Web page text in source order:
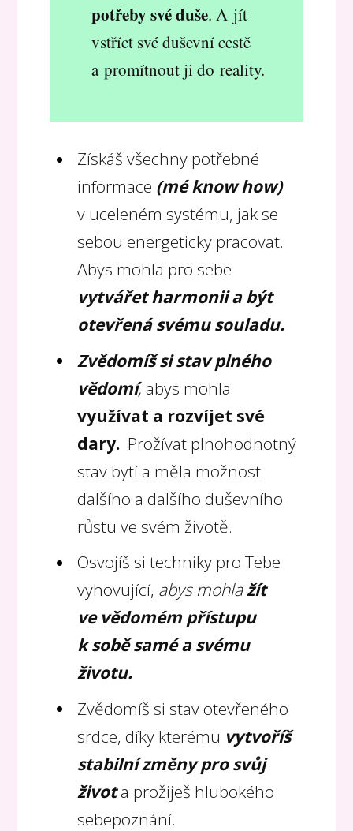
potřeby své duše. A jít
vstříct své duševní cestě
a promítnout ji do reality.
Získáš všechny potřebné
informace (mé know how)
v uceleném systému, jak se
sebou energeticky pracovat.
Abys mohla pro sebe
vytvářet harmonii a být
otevřená svému souladu.
Zvědomíš si stav plného
vědomí, abys mohla
využívat a rozvíjet své
dary.Prožívat plnohodnotný
stav bytí a měla možnost
dalšího a dalšího duševního
růstu ve svém životě.
Osvojíš si techniky pro Tebe
vyhovující, abys mohlažít
ve vědomém přístupu
k sobě samé a svému
životu.
Zvědomíš si stav otevřeného
srdce, díky kterému vytvoříš
stabilní změny pro svůj
života prožiješ hlubokého
sebepoznání.